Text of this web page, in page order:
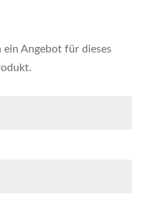
Angebot für dieses